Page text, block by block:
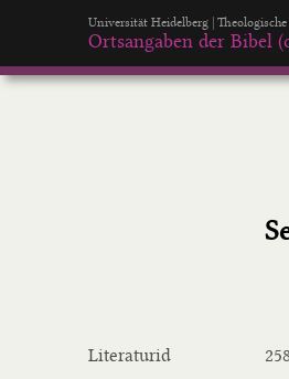
Universität Heidelberg |
Ortsangaben der Bibel
Literaturid